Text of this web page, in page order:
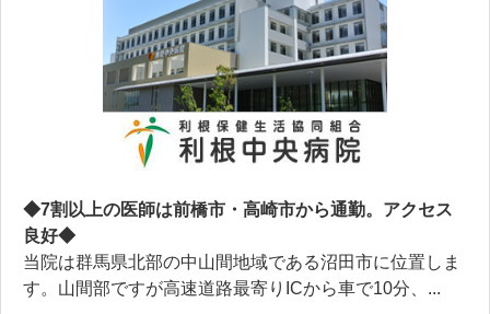
◆7割以上の医師は前橋市・高崎市から通勤。アクセス
良好◆
当院は群馬県北部の中山間地域である沼田市に位置しま
す。山間部ですが高速道路最寄りICから車で10分、...